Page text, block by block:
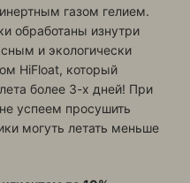
газом гелием.
обработаны изнутри
и экологически
HiFloat, который
более 3-х дней! При
успеем просушить
могуть летать меньше